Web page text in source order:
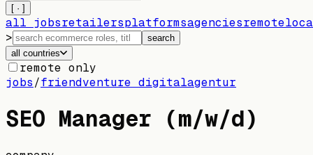
[ · ]
all jobsretailersplatformsagenciesremote
>
search
all countries
remote only
jobs/friendventure digitalagentur
SEO Manager (m/w/d)